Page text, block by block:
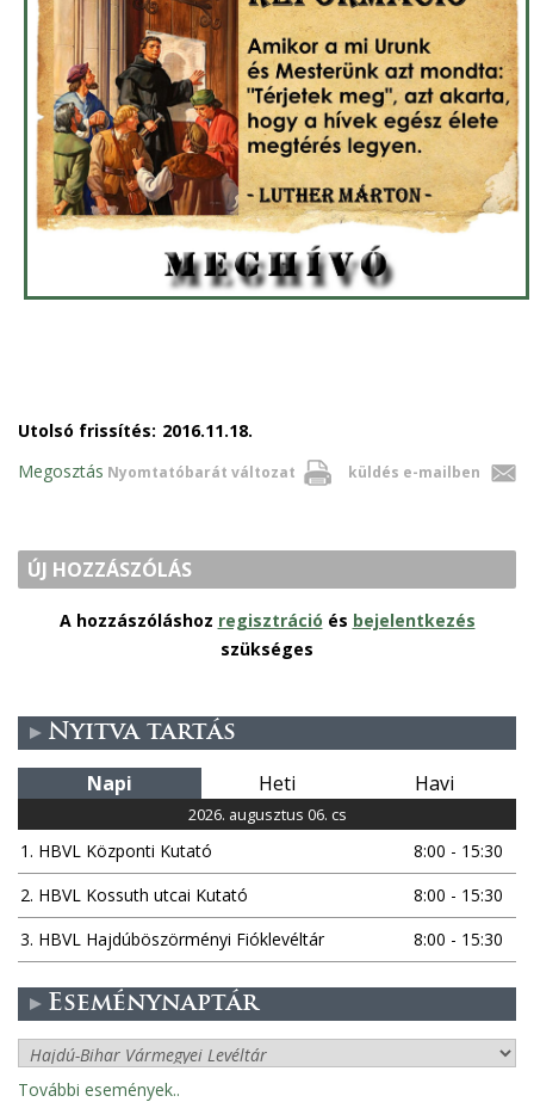
Utolsó frissítés: 2016.11.18.
Nyomtatóbarát változat küldés e-mailben
Megosztás
ÚJ HOZZÁSZÓLÁS
A hozzászóláshoz regisztráció és bejelentkezés
szükséges
Nyitva tartás
Napi Heti Havi
2026. augusztus 06. cs
1. HBVL Központi Kutató
8:00 - 15:30
2. HBVL Kossuth utcai Kutató
8:00 - 15:30
3. HBVL Hajdúböszörményi Fióklevéltár
8:00 - 15:30
Eseménynaptár
További események..